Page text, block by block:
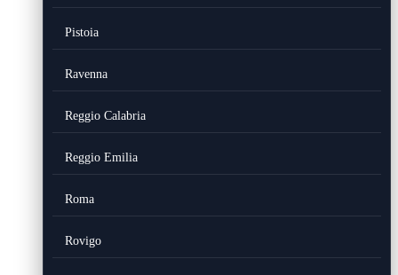
Pistoia
Ravenna
Reggio Calabria
Reggio Emilia
Roma
Rovigo